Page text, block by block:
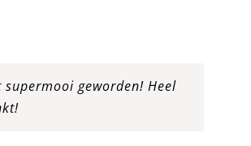
supermooi geworden! Heel